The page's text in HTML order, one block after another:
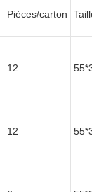
Pièces/carton
12
12